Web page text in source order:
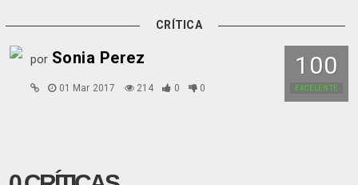
CRÍTICA
100
EXCELENTE
por Sonia Perez
01 Mar 2017 214 0 0